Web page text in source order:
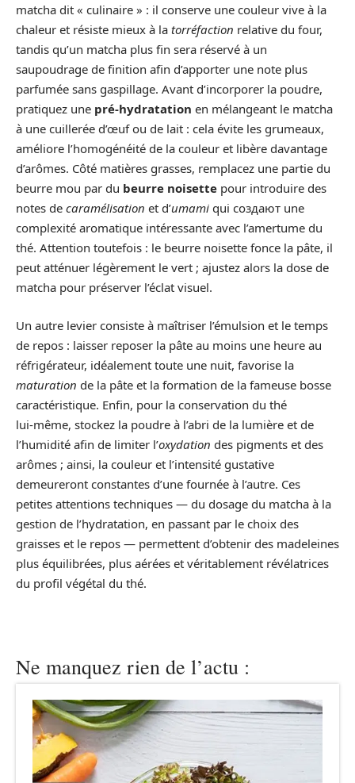
matcha dit « culinaire » : il conserve une couleur vive à la
chaleur et résiste mieux à la torréfaction relative du four,
tandis qu’un matcha plus fin sera réservé à un
saupoudrage de finition afin d’apporter une note plus
parfumée sans gaspillage. Avant d’incorporer la poudre,
pratiquez une pré-hydratation en mélangeant le matcha
à une cuillerée d’œuf ou de lait : cela évite les grumeaux,
améliore l’homogénéité de la couleur et libère davantage
d’arômes. Côté matières grasses, remplacez une partie du
beurre mou par du beurre noisette pour introduire des
notes de caramélisation et d’umami qui создают une
complexité aromatique intéressante avec l’amertume du
thé. Attention toutefois : le beurre noisette fonce la pâte, il
peut atténuer légèrement le vert ; ajustez alors la dose de
matcha pour préserver l’éclat visuel.
Un autre levier consiste à maîtriser l’émulsion et le temps
de repos : laisser reposer la pâte au moins une heure au
réfrigérateur, idéalement toute une nuit, favorise la
maturation de la pâte et la formation de la fameuse bosse
caractéristique. Enfin, pour la conservation du thé
lui‑même, stockez la poudre à l’abri de la lumière et de
l’humidité afin de limiter l’oxydation des pigments et des
arômes ; ainsi, la couleur et l’intensité gustative
demeureront constantes d’une fournée à l’autre. Ces
petites attentions techniques — du dosage du matcha à la
gestion de l’hydratation, en passant par le choix des
graisses et le repos — permettent d’obtenir des madeleines
plus équilibrées, plus aérées et véritablement révélatrices
du profil végétal du thé.
Ne manquez rien de l’actu :